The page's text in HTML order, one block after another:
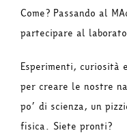
Come? Passando al
partecipare al
Esperimenti, curiosità
per creare le nostre
po’ di scienza, un
fisica. Siete pronti?